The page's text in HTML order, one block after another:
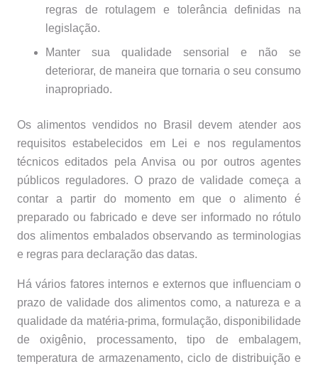
regras de rotulagem e tolerância definidas na
legislação.
Manter sua qualidade sensorial e não se
deteriorar, de maneira que tornaria o seu consumo
inapropriado.
Os alimentos vendidos no Brasil devem atender aos
requisitos estabelecidos em Lei e nos regulamentos
técnicos editados pela Anvisa ou por outros agentes
públicos reguladores. O prazo de validade começa a
contar a partir do momento em que o alimento é
preparado ou fabricado e deve ser informado no rótulo
dos alimentos embalados observando as terminologias
e regras para declaração das datas.
Há vários fatores internos e externos que influenciam o
prazo de validade dos alimentos como, a natureza e a
qualidade da matéria-prima, formulação, disponibilidade
de oxigênio, processamento, tipo de embalagem,
temperatura de armazenamento, ciclo de distribuição e